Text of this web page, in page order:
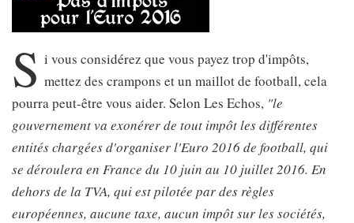
S i vous considérez que vous payez trop d'impôts,
mettez des crampons et un maillot de football, cela
pourra peut-être vous aider. Selon Les Echos, "le
gouvernement va exonérer de tout impôt les différentes
entités chargées d'organiser l'Euro 2016 de football, qui
se déroulera en France du 10 juin au 10 juillet 2016. En
dehors de la TVA, qui est pilotée par des règles
européennes, aucune taxe, aucun impôt sur les sociétés,